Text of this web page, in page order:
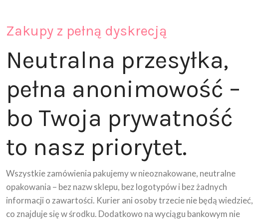
Zakupy z pełną dyskrecją
Neutralna przesyłka,
pełna anonimowość –
bo Twoja prywatność
to nasz priorytet.
Wszystkie zamówienia pakujemy w nieoznakowane, neutralne
opakowania – bez nazw sklepu, bez logotypów i bez żadnych
informacji o zawartości. Kurier ani osoby trzecie nie będą wiedzieć,
co znajduje się w środku. Dodatkowo na wyciągu bankowym nie